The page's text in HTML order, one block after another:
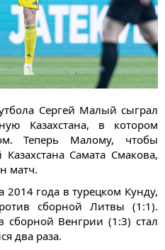
Сергей Малый сыграл
Казахстана, в котором
Теперь Малому, чтобы
Самата Смакова,
матч.
2014 года в турецком Кунду,
сборной Литвы (1:1).
сборной Венгрии (1:3) стал
два раза.